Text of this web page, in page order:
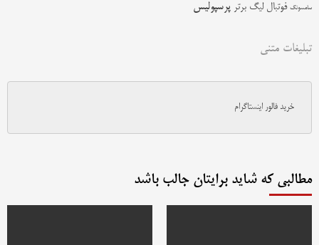
سامسونگ فوتبال لیگ برتر پرسپولیس
تبلیغات متنی
خرید فالور اینستاگرام
مطالبی که شاید برایتان جالب باشد